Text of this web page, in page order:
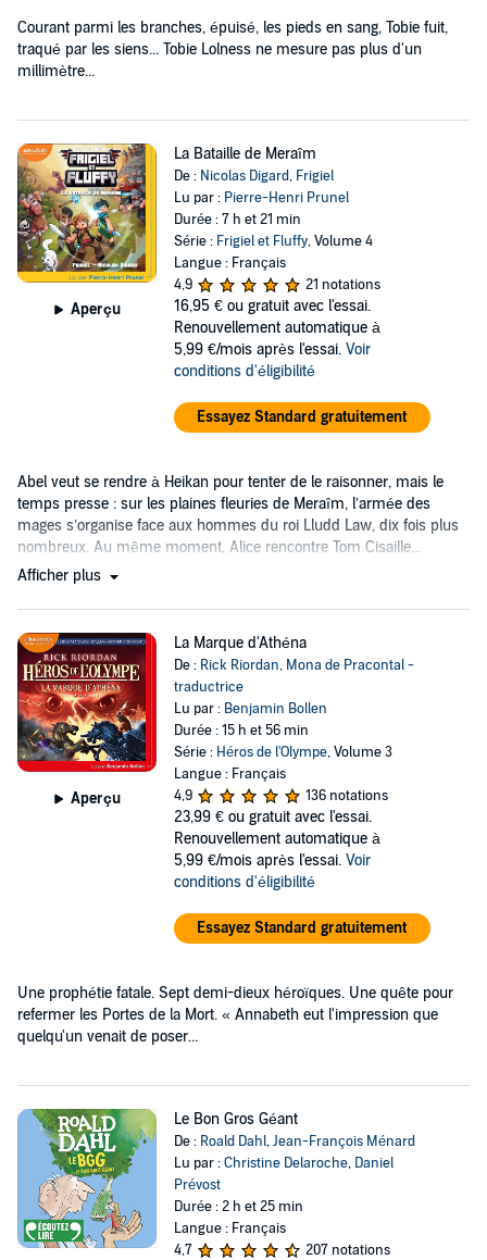
Courant parmi les branches, épuisé, les pieds en sang, Tobie fuit,
traqué par les siens... Tobie Lolness ne mesure pas plus d'un
millimètre...
Aperçu
La Bataille de Meraîm
De : Nicolas Digard, Frigiel
Lu par : Pierre-Henri Prunel
Durée : 7 h et 21 min
Série : Frigiel et Fluffy, Volume 4
Langue : Français
4,9
21 notations
16,95 € ou gratuit avec l'essai.
Renouvellement automatique à
5,99 €/mois après l'essai. Voir
conditions d'éligibilité
Essayez Standard gratuitement
Abel veut se rendre à Heikan pour tenter de le raisonner, mais le
temps presse : sur les plaines fleuries de Meraîm, l’armée des
mages s’organise face aux hommes du roi Lludd Law, dix fois plus
nombreux. Au même moment, Alice rencontre Tom Cisaille...
Afficher plus
Aperçu
La Marque d'Athéna
De : Rick Riordan, Mona de Pracontal -
traductrice
Lu par : Benjamin Bollen
Durée : 15 h et 56 min
Série : Héros de l'Olympe, Volume 3
Langue : Français
4,9
136 notations
23,99 € ou gratuit avec l'essai.
Renouvellement automatique à
5,99 €/mois après l'essai. Voir
conditions d'éligibilité
Essayez Standard gratuitement
Une prophétie fatale. Sept demi-dieux héroïques. Une quête pour
refermer les Portes de la Mort. « Annabeth eut l'impression que
quelqu'un venait de poser...
Le Bon Gros Géant
De : Roald Dahl,Jean-François Ménard
Lu par :Christine Delaroche, Daniel
Prévost
Durée : 2 h et 25 min
Langue : Français
4,7
207 notations